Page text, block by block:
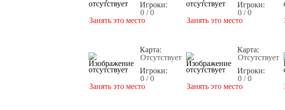
Игроки:
0 / 0
Занять это место
Игроки:
0 / 0
Занять это место
Карта:
Отсутствует
Игроки:
0 / 0
Занять это место
Карта:
Отсутствует
Игроки:
0 / 0
Занять это место